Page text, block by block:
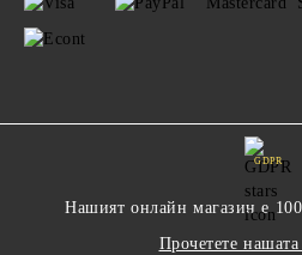
GDPR
Нашият онлайн магазин е
Прочетете